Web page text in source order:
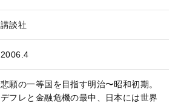
講談社
2006.4
悲願の一等国を目指す明治〜昭和初期。
デフレと金融危機の最中、日本には世界